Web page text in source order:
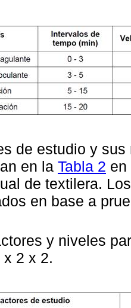
de estudio y
en la Tabla 2 en
de textilera.
en base a
y niveles
2 x 2.